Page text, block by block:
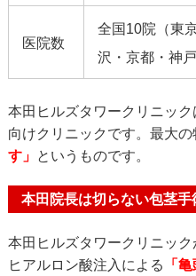
医院数
全国10院（東
沢・京都・神
本田ヒルズタワークリニッ
向けクリニックです。最大の
す」 というものです。
本田院長は切らない包茎手
本田ヒルズタワークリニッ
ヒアルロン酸注入による
「